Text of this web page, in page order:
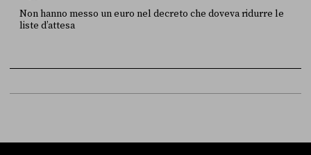
Non hanno messo un euro nel decreto che doveva ridurre le
liste d’attesa